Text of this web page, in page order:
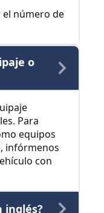
número de
o
Para
equipos
infórmenos
con
inglés?